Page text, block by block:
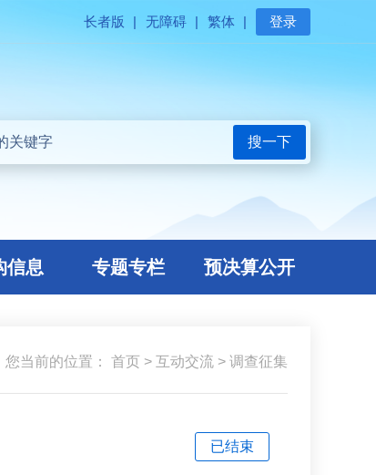
长者版 | 无障碍 | 繁体 | 登录
搜一下
信息 专题专栏 预决算公开
您当前的位置： 首页 > 互动交流 > 调查征集
已结束